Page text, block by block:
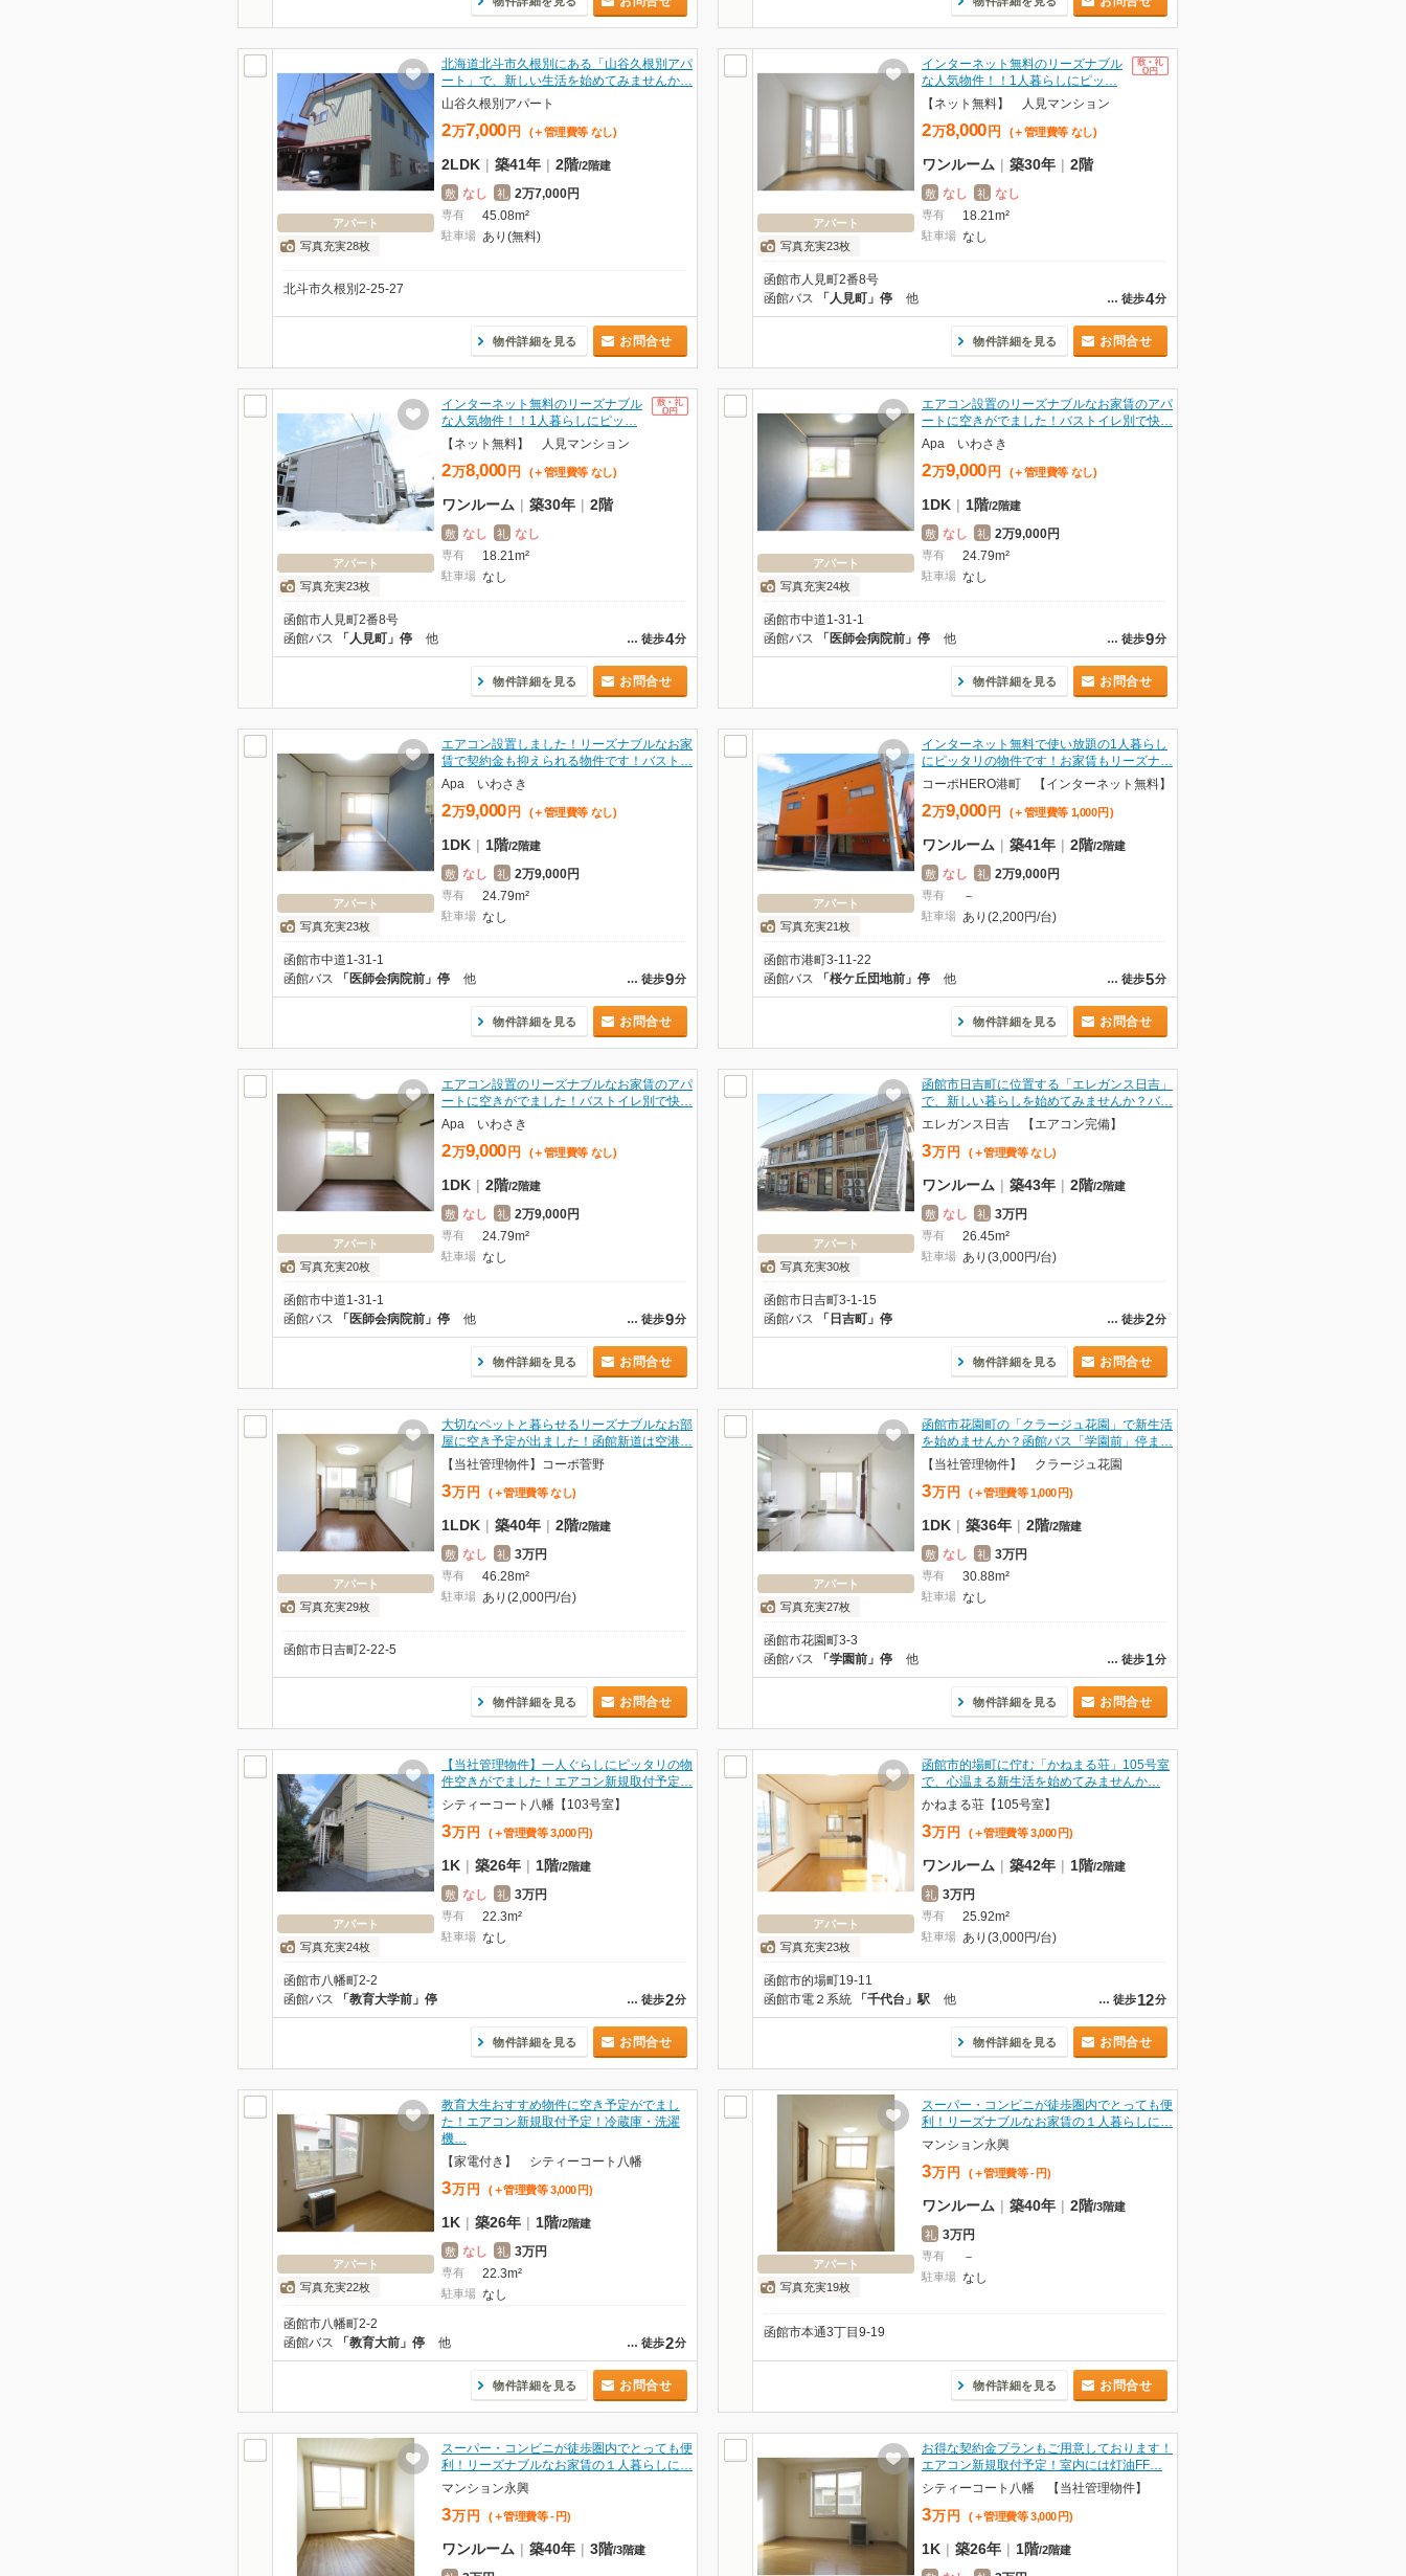
アパート
写真充実28枚
北海道北斗市久根別にある「山谷久根別アパ
ート」で、新しい生活を始めてみませんか…
山谷久根別アパート
2万7,000 円 (＋管理費等 なし)
2LDK | 築41年 | 2階/2階建
敷 なし 礼 2万7,000円
専有 45.08m²
駐車場 あり(無料)
北斗市久根別2-25-27
物件詳細を見る お問合せ
アパート
写真充実23枚
インターネット無料のリーズナブル
な人気物件！！1人暮らしにピッ…
【ネット無料】 人見マンション
2万8,000 円 (＋管理費等 なし)
ワンルーム | 築30年 | 2階
敷 なし 礼 なし
専有 18.21m²
駐車場 なし
函館市人見町2番8号
… 徒歩4分
函館バス 「人見町」停 他
物件詳細を見る お問合せ
アパート
写真充実23枚
インターネット無料のリーズナブル
な人気物件！！1人暮らしにピッ…
【ネット無料】 人見マンション
2万8,000 円 (＋管理費等 なし)
ワンルーム | 築30年 | 2階
敷 なし 礼 なし
専有 18.21m²
駐車場 なし
函館市人見町2番8号
… 徒歩4分
函館バス 「人見町」停 他
物件詳細を見る お問合せ
アパート
写真充実24枚
エアコン設置のリーズナブルなお家賃のアパ
ートに空きがでました！バストイレ別で快…
Apa いわさき
2万9,000 円 (＋管理費等 なし)
1DK | 1階/2階建
敷 なし 礼 2万9,000円
専有 24.79m²
駐車場 なし
函館市中道1-31-1
… 徒歩9分
函館バス 「医師会病院前」停 他
物件詳細を見る お問合せ
アパート
写真充実23枚
エアコン設置しました！リーズナブルなお家
賃で契約金も抑えられる物件です！バスト…
Apa いわさき
2万9,000 円 (＋管理費等 なし)
1DK | 1階/2階建
敷 なし 礼 2万9,000円
専有 24.79m²
駐車場 なし
函館市中道1-31-1
… 徒歩9分
函館バス 「医師会病院前」停 他
物件詳細を見る お問合せ
アパート
写真充実21枚
インターネット無料で使い放題の1人暮らし
にピッタリの物件です！お家賃もリーズナ…
コーポHERO港町 【インターネット無料】
2万9,000 円 (＋管理費等 1,000 円 )
ワンルーム | 築41年 | 2階/2階建
敷 なし 礼 2万9,000円
専有 －
駐車場 あり(2,200円/台)
函館市港町3-11-22
… 徒歩5分
函館バス 「桜ケ丘団地前」停 他
物件詳細を見る お問合せ
アパート
写真充実20枚
エアコン設置のリーズナブルなお家賃のアパ
ートに空きがでました！バストイレ別で快…
Apa いわさき
2万9,000 円 (＋管理費等 なし)
1DK | 2階/2階建
敷 なし 礼 2万9,000円
専有 24.79m²
駐車場 なし
函館市中道1-31-1
… 徒歩9分
函館バス 「医師会病院前」停 他
物件詳細を見る お問合せ
アパート
写真充実30枚
函館市日吉町に位置する「エレガンス日吉」
で、新しい暮らしを始めてみませんか？バ…
エレガンス日吉 【エアコン完備】
3万 円 (＋管理費等 なし)
ワンルーム | 築43年 | 2階/2階建
敷 なし 礼 3万円
専有 26.45m²
駐車場 あり(3,000円/台)
函館市日吉町3-1-15
… 徒歩2分
函館バス 「日吉町」停
物件詳細を見る お問合せ
アパート
写真充実29枚
大切なペットと暮らせるリーズナブルなお部
屋に空き予定が出ました！函館新道は空港…
【当社管理物件】コーポ菅野
3万 円 (＋管理費等 なし)
1LDK | 築40年 | 2階/2階建
敷 なし 礼 3万円
専有 46.28m²
駐車場 あり(2,000円/台)
函館市日吉町2-22-5
物件詳細を見る お問合せ
アパート
写真充実27枚
函館市花園町の「クラージュ花園」で新生活
を始めませんか？函館バス「学園前」停ま…
【当社管理物件】 クラージュ花園
3万 円 (＋管理費等 1,000 円)
1DK | 築36年 | 2階/2階建
敷 なし 礼 3万円
専有 30.88m²
駐車場 なし
函館市花園町3-3
… 徒歩1分
函館バス 「学園前」停 他
物件詳細を見る お問合せ
アパート
写真充実24枚
【当社管理物件】一人ぐらしにピッタリの物
件空きがでました！エアコン新規取付予定…
シティーコート八幡【103号室】
3万 円 (＋管理費等 3,000 円)
1K | 築26年 | 1階/2階建
敷 なし 礼 3万円
専有 22.3m²
駐車場 なし
函館市八幡町2-2
… 徒歩2分
函館バス 「教育大学前」停
物件詳細を見る お問合せ
アパート
写真充実23枚
函館市的場町に佇む「かねまる荘」105号室
で、心温まる新生活を始めてみませんか…
かねまる荘【105号室】
3万 円 (＋管理費等 3,000 円)
ワンルーム | 築42年 | 1階/2階建
礼 3万円
専有 25.92m²
駐車場 あり(3,000円/台)
函館市的場町19-11
… 徒歩12分
函館市電２系統 「千代台」駅 他
物件詳細を見る お問合せ
アパート
写真充実22枚
教育大生おすすめ物件に空き予定がでまし
た！エアコン新規取付予定！冷蔵庫・洗濯
機…
【家電付き】 シティーコート八幡
3万 円 (＋管理費等 3,000 円)
1K | 築26年 | 1階/2階建
敷 なし 礼 3万円
専有 22.3m²
駐車場 なし
函館市八幡町2-2
… 徒歩2分
函館バス 「教育大前」停 他
物件詳細を見る お問合せ
アパート
写真充実19枚
スーパー・コンビニが徒歩圏内でとっても便
利！リーズナブルなお家賃の１人暮らしに…
マンション永興
3万 円 (＋管理費等 - 円)
ワンルーム | 築40年 | 2階/3階建
礼 3万円
専有 －
駐車場 なし
函館市本通3丁目9-19
物件詳細を見る お問合せ
スーパー・コンビニが徒歩圏内でとっても便
利！リーズナブルなお家賃の１人暮らしに…
マンション永興
3万 円 (＋管理費等 - 円)
ワンルーム | 築40年 | 3階/3階建
お得な契約金プランもご用意しております！
エアコン新規取付予定！室内には灯油FF…
シティーコート八幡 【当社管理物件】
3万 円 (＋管理費等 3,000 円)
1K | 築26年 | 1階/2階建